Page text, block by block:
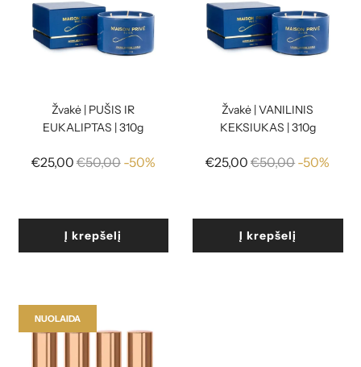
Žvakė | PUŠIS IR
EUKALIPTAS | 310g
€25,00Reguliari
€50,00 -50%
Į krepšelį
Žvakė | VANILINIS
KEKSIUKAS | 310g
€25,00 Reguliari
€50,00-50%
Į krepšelį
NUOLAIDA